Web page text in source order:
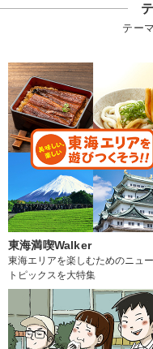
テー
東海満喫Walker
東海エリアを楽しむためのニュ
トピックスを大特集